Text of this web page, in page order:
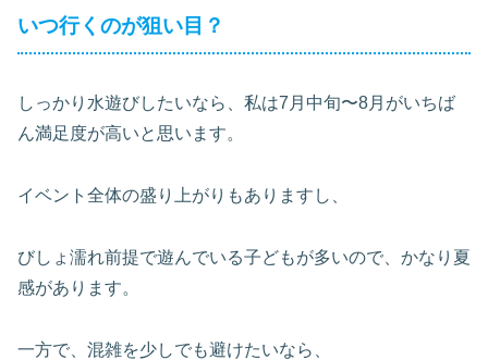
いつ行くのが狙い目？
しっかり水遊びしたいなら、私は7月中旬〜8月がいちば
ん満足度が高いと思います。
イベント全体の盛り上がりもありますし、
びしょ濡れ前提で遊んでいる子どもが多いので、かなり夏
感があります。
一方で、混雑を少しでも避けたいなら、